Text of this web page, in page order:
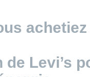
de Levi’s